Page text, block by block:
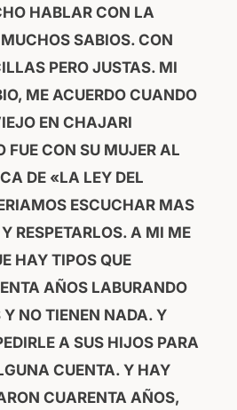
HABLAR CON LA
SABIOS. CON
PERO JUSTAS. MI
ME ACUERDO CUANDO
EN CHAJARI
FUE CON SU MUJER AL
DE «LA LEY DEL
ESCUCHAR MAS
RESPETARLOS. A MI ME
HAY TIPOS QUE
AÑOS LABURANDO
Y NO TIENEN NADA. Y
A SUS HIJOS PARA
CUENTA. Y HAY
CUARENTA AÑOS,